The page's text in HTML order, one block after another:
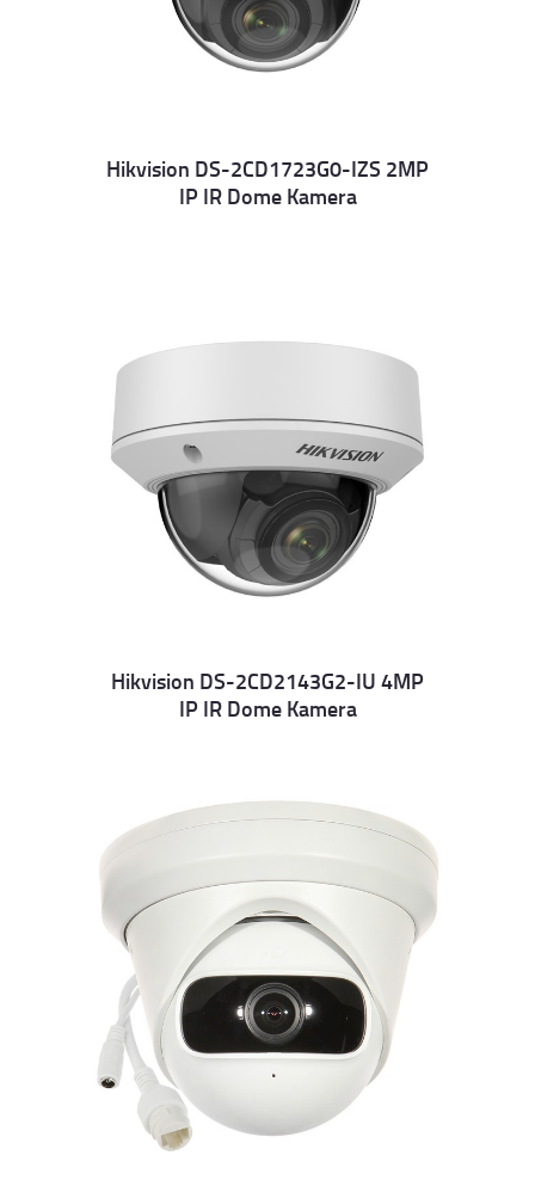
Details
Hikvision DS-2CD1723G0-IZS 2MP
IP IR Dome Kamera
Details
Hikvision DS-2CD2143G2-IU 4MP
IP IR Dome Kamera